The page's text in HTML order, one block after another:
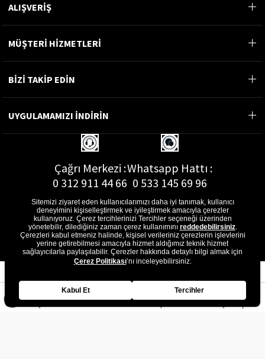
ALIŞVERİŞ
MÜŞTERİ HİZMETLERİ
BİZİ TAKİP EDİN
UYGULAMAMIZI İNDİRİN
Çağrı Merkezi :
0 312 911 44 66
Whatsapp Hattı :
0 533 145 69 96
E-Posta Adresi :
musterihizmetleri@gon.com.tr
Sitemizi ziyaret eden kullanıcılarımızı daha iyi tanımak, kullanıcı
deneyimini kişiselleştirmek ve iyileştirmek amacıyla çerezler
kullanıyoruz. Çerez tercihlerinizi Tercihler seçeneği üzerinden
yönetebilir, dilediğiniz zaman çerez kullanımını reddedebilirsiniz.
Çerezleri kabul etmeniz halinde, kişisel verileriniz çerezlerin işlevlerini
yerine getirebilmesi amacıyla hizmet aldığımız teknik hizmet
sağlayıcılarla paylaşılabilir. Çerezler hakkında detaylı bilgi almak için
Çerez Politikası’nı inceleyebilirsiniz.
Kabul Et Tercihler